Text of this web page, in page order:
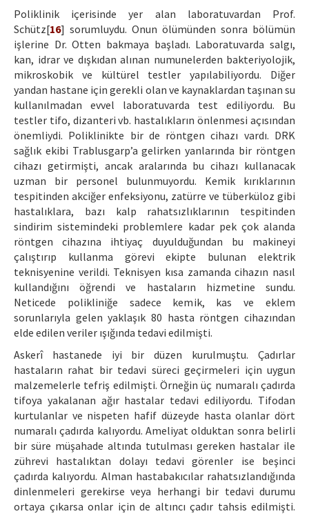
Poliklinik içerisinde yer alan laboratuvardan Prof.
Schütz[16] sorumluydu. Onun ölümünden sonra bölümün
işlerine Dr. Otten bakmaya başladı. Laboratuvarda salgı,
kan, idrar ve dışkıdan alınan numunelerden bakteriyolojik,
mikroskobik ve kültürel testler yapılabiliyordu. Diğer
yandan hastane için gerekli olan ve kaynaklardan taşınan su
kullanılmadan evvel laboratuvarda test ediliyordu. Bu
testler tifo, dizanteri vb. hastalıkların önlenmesi açısından
önemliydi. Poliklinikte bir de röntgen cihazı vardı. DRK
sağlık ekibi Trablusgarp’a gelirken yanlarında bir röntgen
cihazı getirmişti, ancak aralarında bu cihazı kullanacak
uzman bir personel bulunmuyordu. Kemik kırıklarının
tespitinden akciğer enfeksiyonu, zatürre ve tüberküloz gibi
hastalıklara, bazı kalp rahatsızlıklarının tespitinden
sindirim sistemindeki problemlere kadar pek çok alanda
röntgen cihazına ihtiyaç duyulduğundan bu makineyi
çalıştırıp kullanma görevi ekipte bulunan elektrik
teknisyenine verildi. Teknisyen kısa zamanda cihazın nasıl
kullandığını öğrendi ve hastaların hizmetine sundu.
Neticede polikliniğe sadece kemik, kas ve eklem
sorunlarıyla gelen yaklaşık 80 hasta röntgen cihazından
elde edilen veriler ışığında tedavi edilmişti.
Askerî hastanede iyi bir düzen kurulmuştu. Çadırlar
hastaların rahat bir tedavi süreci geçirmeleri için uygun
malzemelerle tefriş edilmişti. Örneğin üç numaralı çadırda
tifoya yakalanan ağır hastalar tedavi ediliyordu. Tifodan
kurtulanlar ve nispeten hafif düzeyde hasta olanlar dört
numaralı çadırda kalıyordu. Ameliyat olduktan sonra belirli
bir süre müşahade altında tutulması gereken hastalar ile
zührevi hastalıktan dolayı tedavi görenler ise beşinci
çadırda kalıyordu. Alman hastabakıcılar rahatsızlandığında
dinlenmeleri gerekirse veya herhangi bir tedavi durumu
ortaya çıkarsa onlar için de altıncı çadır tahsis edilmişti.